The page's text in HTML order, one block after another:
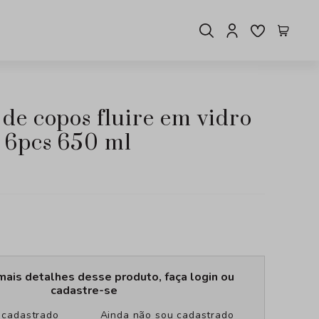
6pcs 650 ml
detalhes desse produto, faça login ou
cadastre-se
Ainda não sou cadastrado